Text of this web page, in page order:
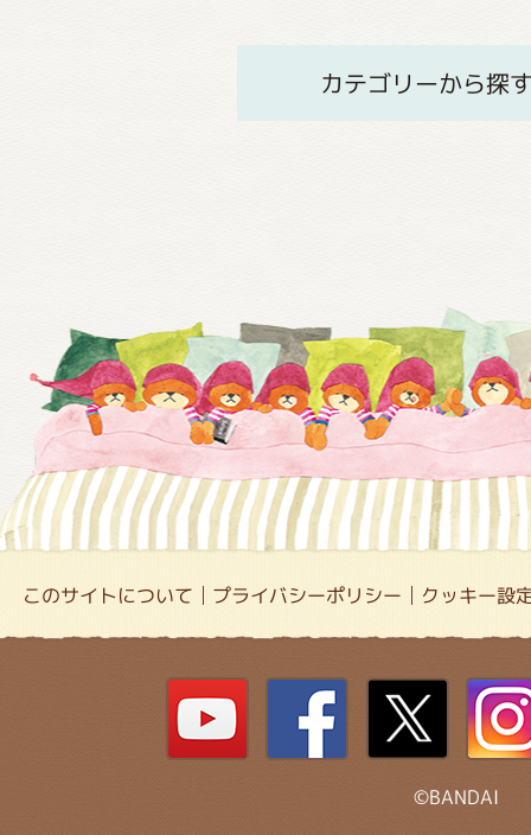
カテゴリーから探
このサイトについて プライバシーポリシー クッキー設
©BANDAI